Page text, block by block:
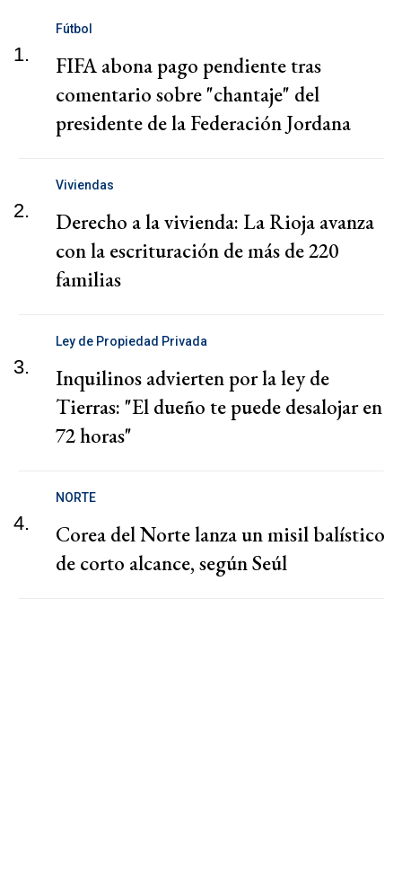
1.
Fútbol
FIFA abona pago pendiente tras
comentario sobre "chantaje" del
presidente de la Federación Jordana
2.
Viviendas
Derecho a la vivienda: La Rioja avanza
con la escrituración de más de 220
familias
3.
Ley de Propiedad Privada
Inquilinos advierten por la ley de
Tierras: "El dueño te puede desalojar en
72 horas"
4.
NORTE
Corea del Norte lanza un misil balístico
de corto alcance, según Seúl